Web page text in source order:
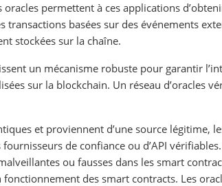
permettent à ces applications
transactions basées sur des événements
stockées sur la chaîne.
un mécanisme robuste pour garantir
sur la blockchain. Un réseau d’oracles
et proviennent d’une source légitime,
de confiance ou d’API vérifiables.
ou fausses dans les smart
des smart contracts. Les